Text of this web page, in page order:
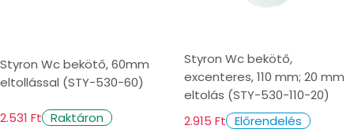
Styron Wc bekötő, 60mm
eltollással (STY-530-60)
2.531 Ft Raktáron
Styron Wc bekötő,
excenteres, 110 mm; 20 mm
eltolás (STY-530-110-20)
2.915 Ft Előrendelés